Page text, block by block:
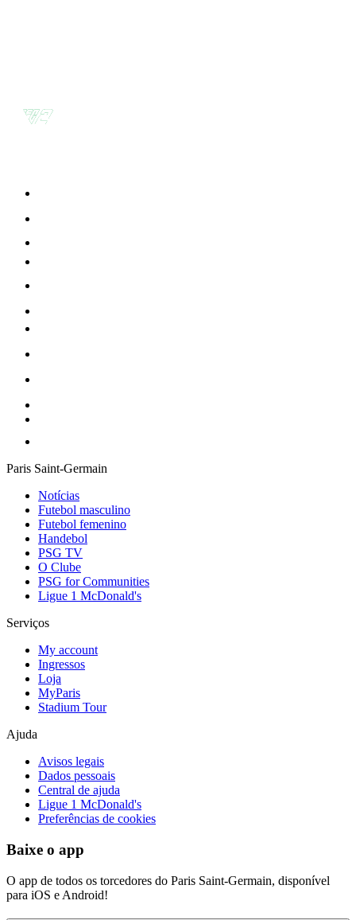
Paris Saint-Germain
Notícias
Futebol masculino
Futebol femenino
Handebol
PSG TV
O Clube
PSG for Communities
Ligue 1 McDonald's
Serviços
My account
Ingressos
Loja
MyParis
Stadium Tour
Ajuda
Avisos legais
Dados pessoais
Central de ajuda
Ligue 1 McDonald's
Preferências de cookies
Baixe o app
O app de todos os torcedores do Paris Saint-Germain, disponível
para iOS e Android!